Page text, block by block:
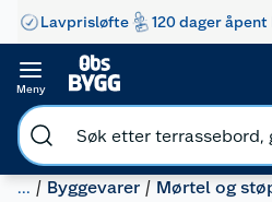
Lavprisløfte 120 dager åpent
Meny
... Byggevarer
Mørtel og